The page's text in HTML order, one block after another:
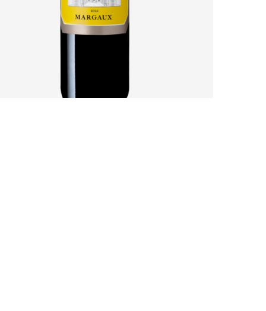
AURORE DE DAUZAC 2021 : CE QUE LES
GRAVES SABLEUSES DE MARGAUX...